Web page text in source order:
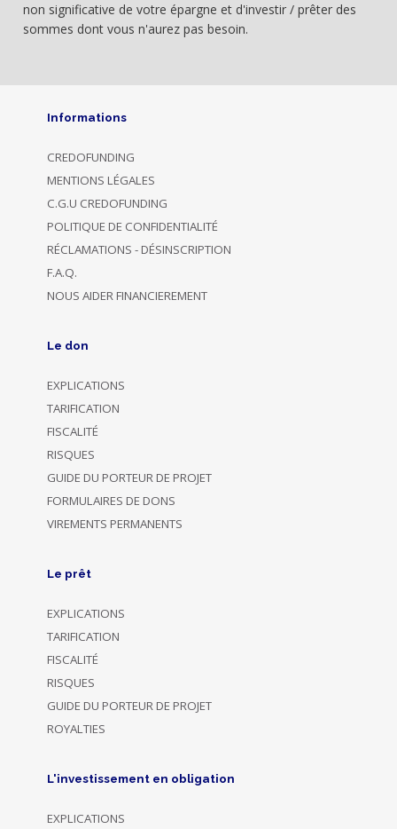
non significative de votre épargne et d'investir / prêter des
sommes dont vous n'aurez pas besoin.
Informations
CREDOFUNDING
MENTIONS LÉGALES
C.G.U CREDOFUNDING
POLITIQUE DE CONFIDENTIALITÉ
RÉCLAMATIONS - DÉSINSCRIPTION
F.A.Q.
NOUS AIDER FINANCIEREMENT
Le don
EXPLICATIONS
TARIFICATION
FISCALITÉ
RISQUES
GUIDE DU PORTEUR DE PROJET
FORMULAIRES DE DONS
VIREMENTS PERMANENTS
Le prêt
EXPLICATIONS
TARIFICATION
FISCALITÉ
RISQUES
GUIDE DU PORTEUR DE PROJET
ROYALTIES
L'investissement en obligation
EXPLICATIONS